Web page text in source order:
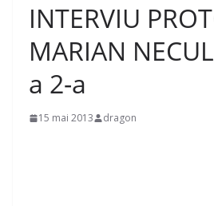
INTERVIU
MARIAN
a 2-a
15 mai 2013 dragon